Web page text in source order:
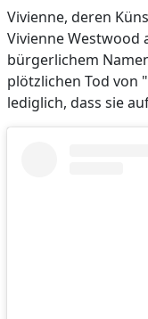
Vivienne, deren
Vivienne
bürgerlichem
plötzlichen Tod von
lediglich, dass sie